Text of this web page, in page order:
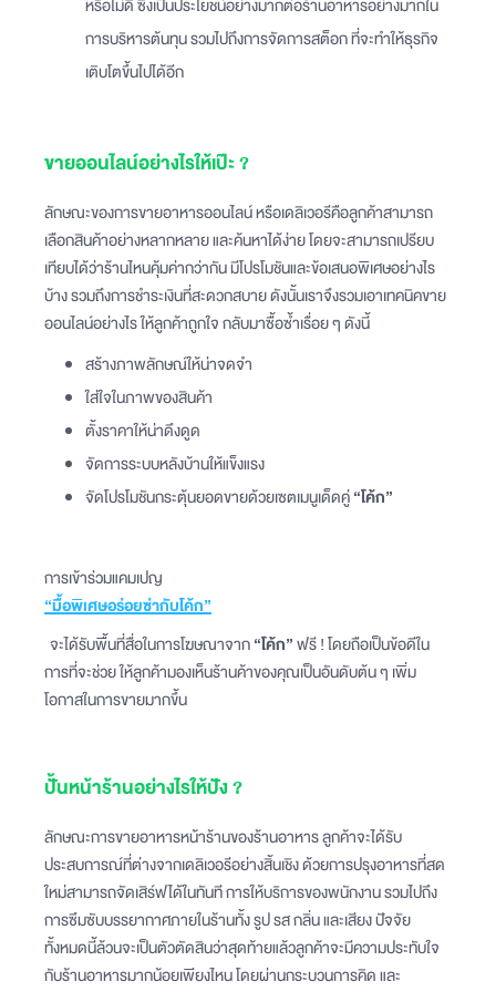
หรือไม่ดี ซึ่งเป็นประโยชน์อย่างมากต่อร้านอาหารอย่างมากใน
การบริหารต้นทุน รวมไปถึงการจัดการสต็อก ที่จะทำให้ธุรกิจ
เติบโตขึ้นไปได้อีก
ขายออนไลน์อย่างไรให้เป๊ะ ?
ลักษณะของการขายอาหารออนไลน์ หรือเดลิเวอรีคือลูกค้าสามารถ
เลือกสินค้าอย่างหลากหลาย และค้นหาได้ง่าย โดยจะสามารถเปรียบ
เทียบได้ว่าร้านไหนคุ้มค่ากว่ากัน มีโปรโมชันและข้อเสนอพิเศษอย่างไร
บ้าง รวมถึงการชำระเงินที่สะดวกสบาย ดังนั้นเราจึงรวมเอาเทคนิคขาย
ออนไลน์อย่างไร ให้ลูกค้าถูกใจ กลับมาซื้อซ้ำเรื่อย ๆ ดังนี้
สร้างภาพลักษณ์ให้น่าจดจำ
ใส่ใจในภาพของสินค้า
ตั้งราคาให้น่าดึงดูด
จัดการระบบหลังบ้านให้แข็งแรง
จัดโปรโมชันกระตุ้นยอดขายด้วยเซตเมนูเด็ดคู่“โค้ก”
การเข้าร่วมแคมเปญ
“มื้อพิเศษอร่อยซ่ากับโค้ก”
จะได้รับพื้นที่สื่อในการโฆษณาจาก“โค้ก”ฟรี ! โดยถือเป็นข้อดีใน
การที่จะช่วย ให้ลูกค้ามองเห็นร้านค้าของคุณเป็นอันดับต้น ๆ เพิ่ม
โอกาสในการขายมากขึ้น
ปั้นหน้าร้านอย่างไรให้ปัง ?
ลักษณะการขายอาหารหน้าร้านของร้านอาหาร ลูกค้าจะได้รับ
ประสบการณ์ที่ต่างจากเดลิเวอรีอย่างสิ้นเชิง ด้วยการปรุงอาหารที่สด
ใหม่สามารถจัดเสิร์ฟได้ในทันที การให้บริการของพนักงาน รวมไปถึง
การซึมซับบรรยากาศภายในร้านทั้ง รูป รส กลิ่น และเสียง ปัจจัย
ทั้งหมดนี้ล้วนจะเป็นตัวตัดสินว่าสุดท้ายแล้วลูกค้าจะมีความประทับใจ
กับร้านอาหารมากน้อยเพียงไหน โดยผ่านกระบวนการคิด และ